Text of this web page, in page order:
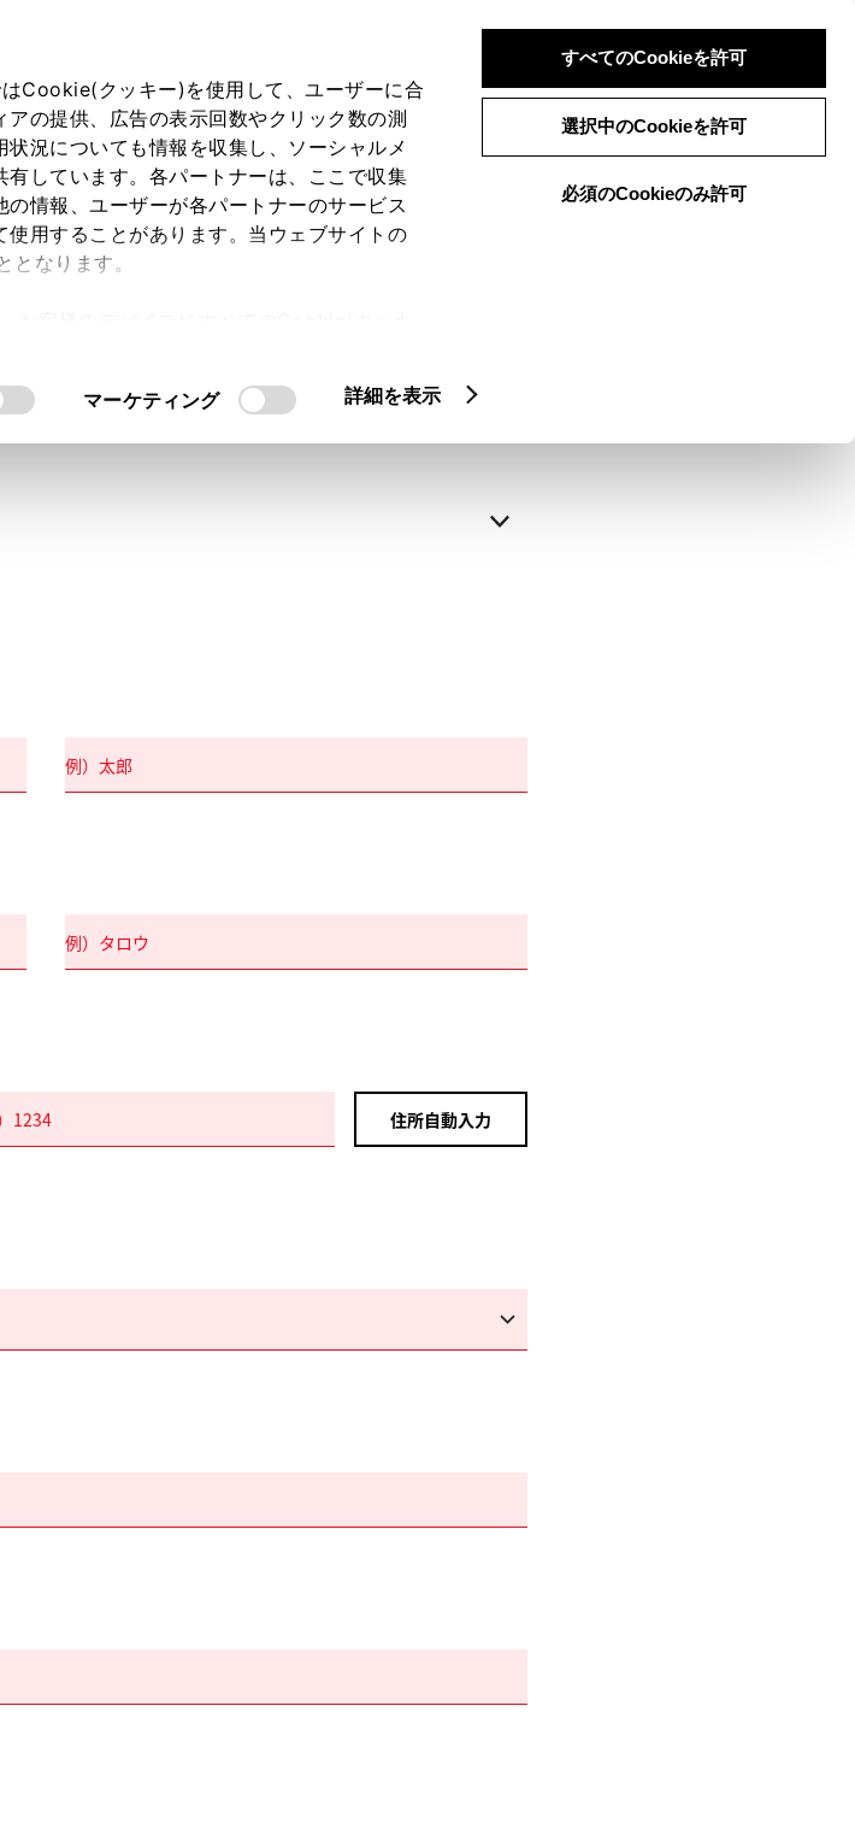
Cookie(クッキー)を使用して、ユーザーに合
の提供、広告の表示回数やクリック数の測
況についても情報を収集し、ソーシャルメ
しています。各パートナーは、ここで収集
情報、ユーザーが各パートナーのサービス
用することがあります。当ウェブサイトの
なります。
マーケティング 詳細を表示
すべてのCookieを許可
選択中のCookieを許可
必須のCookieのみ許可
入力内容のご確認
ログインして自動入力
住所自動入力